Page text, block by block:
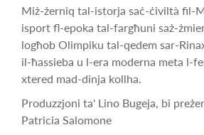
Miż-żerniq tal-istorja saċ-ċiviltà fil-
isport fl-epoka tal-fargħuni saż-
logħob Olimpiku tal-qedem sar-
il-ħassieba u l-era moderna meta l-
xtered mad-dinja kollha.
Produzzjoni ta' Lino Bugeja, bi
Patricia Salomone